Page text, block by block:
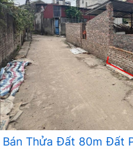
Bán Thửa Đất 80m Đất